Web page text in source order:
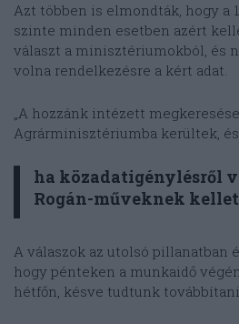
Azt többen is elmondták, hogy a
szinte minden esetben azért
választ a minisztériumokból, és
volna rendelkezésre a kért adat.
„A hozzánk intézett
Agrárminisztériumba kerültek, és
ha közadatigénylésről
Rogán-műveknek
A válaszok az utolsó pillanatban
hogy pénteken a munkaidő
hétfőn, késve tudtunk